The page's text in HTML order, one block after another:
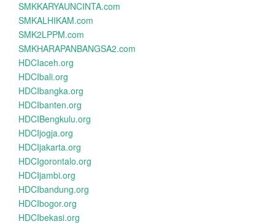
SMKKARYAUNCINTA.com
SMKALHIKAM.com
SMK2LPPM.com
SMKHARAPANBANGSA2.com
HDCIaceh.org
HDCIbali.org
HDCIbangka.org
HDCIbanten.org
HDCIBengkulu.org
HDCIjogja.org
HDCIjakarta.org
HDCIgorontalo.org
HDCIjambi.org
HDCIbandung.org
HDCIbogor.org
HDCIbekasi.org